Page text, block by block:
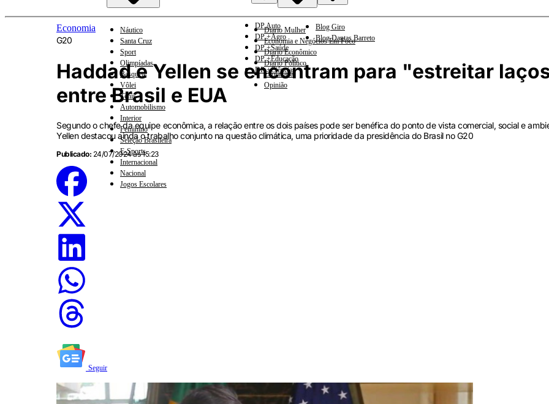
Náutico
Santa Cruz
Sport
Olimpíadas
Basquete
Vôlei
Tênis
Automobilismo
Interior
Feminino
Seleção Brasileira
E-Sports
Internacional
Nacional
Jogos Escolares
DP Auto
DP +Agro
DP +Saúde
DP +Educação
DP +Ciências
Diario Mulher
Economia e Negócios Em Foco
Diario Econômico
Diario Político
Esplanada
Opinião
Blog Giro
Blog Dantas Barreto
Economia
G20
Haddad e Yellen se encontram para "estreitar
entre Brasil e EUA
Segundo o chefe da equipe econômica, a relação entre os dois países pode ser benéfica do ponto de vista comercial, social e
Yellen destacou ainda o trabalho conjunto na questão climática, uma prioridade da presidência do Brasil no G20
Publicado: 24/07/2024 às 15:23
Seguir